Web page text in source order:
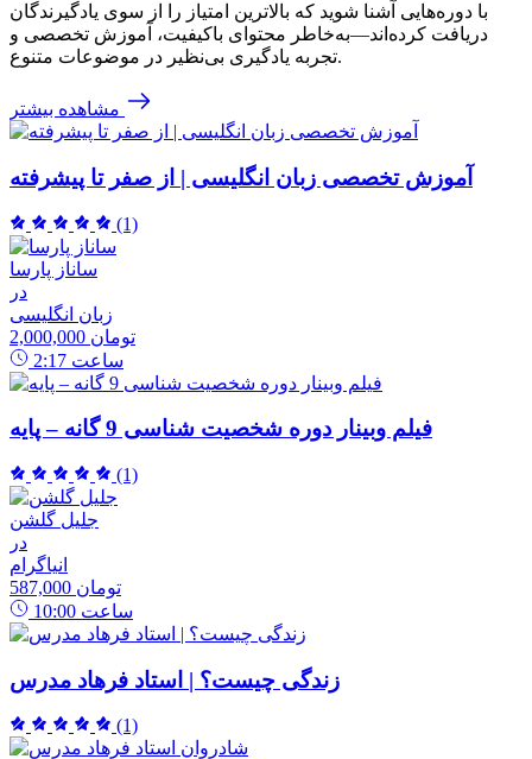
با دوره‌هایی آشنا شوید که بالاترین امتیاز را از سوی یادگیرندگان
دریافت کرده‌اند—به‌خاطر محتوای باکیفیت، آموزش تخصصی و
تجربه یادگیری بی‌نظیر در موضوعات متنوع.
مشاهده بیشتر
آموزش تخصصی زبان انگلیسی | از صفر تا پیشرفته
(1)
ساناز پارسا
در
زبان انگلیسی
2,000,000 تومان
2:17 ساعت
فیلم وبینار دوره شخصیت شناسی 9 گانه – پایه
(1)
جلیل گلشن
در
انیاگرام
587,000 تومان
10:00 ساعت
زندگی چیست؟ | استاد فرهاد مدرس
(1)